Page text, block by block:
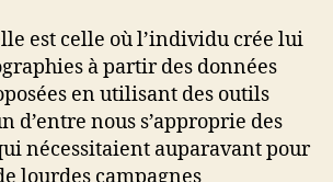
est celle où l’individu crée lui
à partir des données
en utilisant des outils
d’entre nous s’approprie des
nécessitaient auparavant pour
lourdes campagnes